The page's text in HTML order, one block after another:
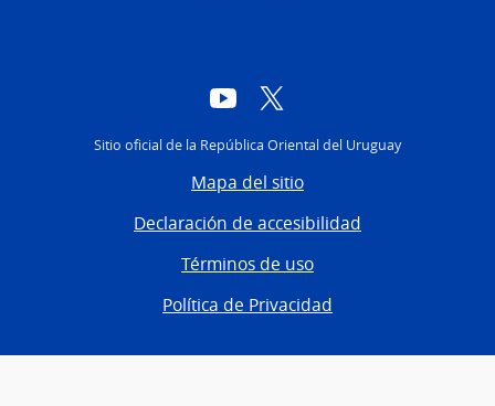
YouTube
Sitio oficial de la República Oriental del Uruguay
Mapa del sitio
Declaración de accesibilidad
Términos de uso
Política de Privacidad